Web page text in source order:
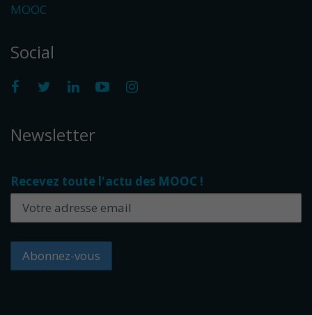
MOOC
Social
Newsletter
Recevez toute l'actu des MOOC !